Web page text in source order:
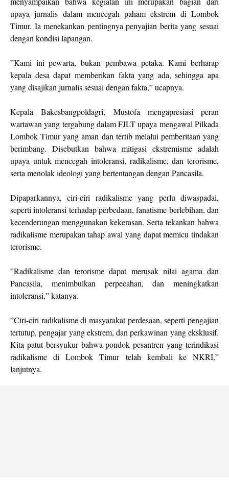
upaya jurnalis dalam mencegah paham ekstrem di Lombok
Timur. Ia menekankan pentingnya penyajian berita yang sesuai
dengan kondisi lapangan.
”Kami ini pewarta, bukan pembawa petaka. Kami berharap
kepala desa dapat memberikan fakta yang ada, sehingga apa
yang disajikan jurnalis sesuai dengan fakta,” ucapnya.
Kepala Bakesbangpoldagri, Mustofa mengapresiasi peran
wartawan yang tergabung dalam FJLT upaya mengawal Pilkada
Lombok Timur yang aman dan tertib melalui pemberitaan yang
berimbang. Disebutkan bahwa mitigasi ekstremisme adalah
upaya untuk mencegah intoleransi, radikalisme, dan terorisme,
serta menolak ideologi yang bertentangan dengan Pancasila.
Dipaparkannya, ciri-ciri radikalisme yang perlu diwaspadai,
seperti intoleransi terhadap perbedaan, fanatisme berlebihan, dan
kecenderungan menggunakan kekerasan. Serta tekankan bahwa
radikalisme merupakan tahap awal yang dapat memicu tindakan
terorisme.
”Radikalisme dan terorisme dapat merusak nilai agama dan
Pancasila, menimbulkan perpecahan, dan meningkatkan
intoleransi,” katanya.
”Ciri-ciri radikalisme di masyarakat perdesaan, seperti pengajian
tertutup, pengajar yang ekstrem, dan perkawinan yang eksklusif.
Kita patut bersyukur bahwa pondok pesantren yang terindikasi
radikalisme di Lombok Timur telah kembali ke NKRI,”
lanjutnya.